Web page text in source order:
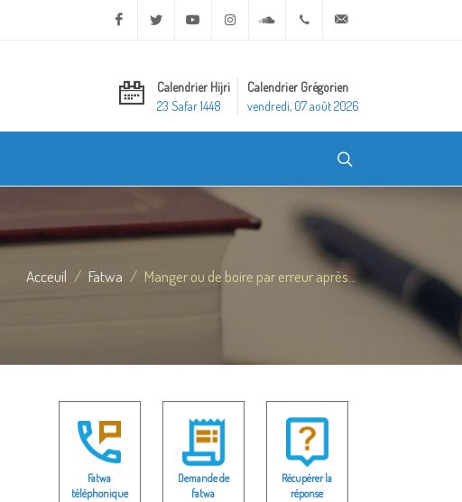
Facebook Twitter Youtube Instagram Soundcloud+20 2 25970400
Calendrier Hijri
23 Safar 1448
Calendrier Grégorien
vendredi, 07 août 2026
Acceuil Fatwa Manger ou de boire par erreur après...
Fatwa
téléphonique
Demande de
fatwa
Récupérer la
réponse